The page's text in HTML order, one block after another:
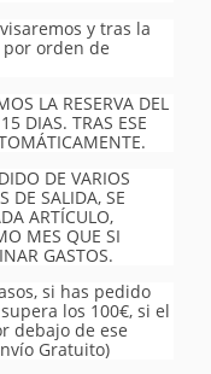
y tras la
orden de
LA RESERVA DEL
DIAS. TRAS ESE
DE VARIOS
DE SALIDA, SE
ARTÍCULO,
MES QUE SI
GASTOS.
si has pedido
los 100€, si el
debajo de ese
Gratuito)